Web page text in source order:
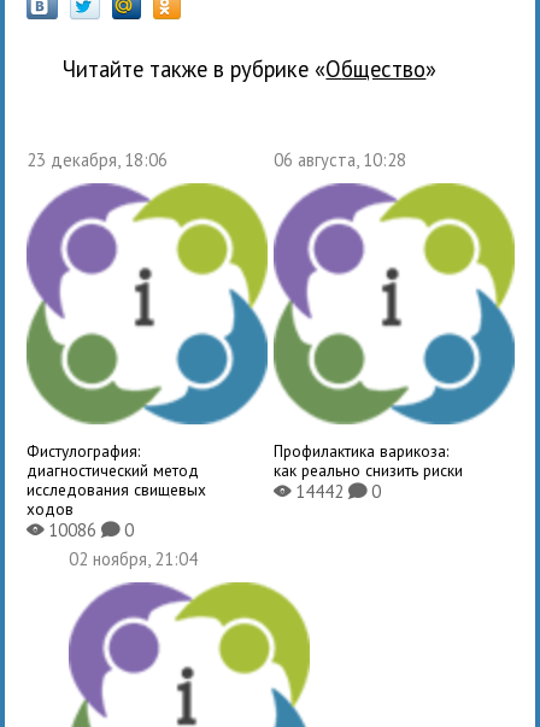
Читайте также в рубрике « общество»
23 декабря, 18:06
Фистулография:
диагностический метод
исследования свищевых
ходов
X10086K0
06 августа, 10:28
Профилактика варикоза:
как реально снизить риски
X14442 K0
02 ноября, 21:04